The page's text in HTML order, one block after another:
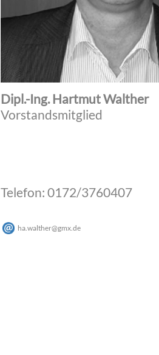
Dipl.-Ing. Hartmut Walther
Vorstandsmitglied
Telefon: 0172/3760407
ha.walther@gmx.de